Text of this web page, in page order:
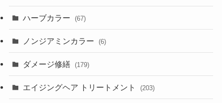
ハーブカラー (67)
ノンジアミンカラー (6)
ダメージ修繕 (179)
エイジングヘア トリートメント (203)